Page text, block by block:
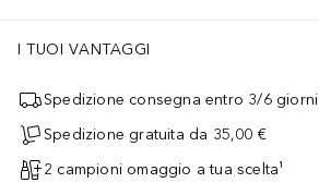
I TUOI VANTAGGI
Spedizione consegna entro 3/6 giorni
Spedizione gratuita da 35,00 €
2 campioni omaggio a tua scelta¹